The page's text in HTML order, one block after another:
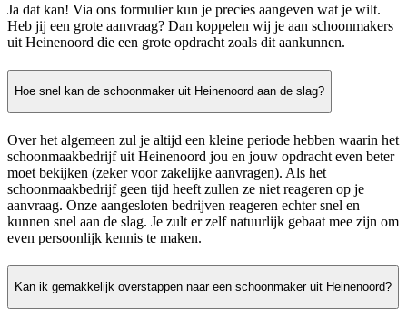
Ja dat kan! Via ons formulier kun je precies aangeven wat je wilt.
Heb jij een grote aanvraag? Dan koppelen wij je aan schoonmakers
uit Heinenoord die een grote opdracht zoals dit aankunnen.
Hoe snel kan de schoonmaker uit Heinenoord aan de slag?
Over het algemeen zul je altijd een kleine periode hebben waarin het
schoonmaakbedrijf uit Heinenoord jou en jouw opdracht even beter
moet bekijken (zeker voor zakelijke aanvragen). Als het
schoonmaakbedrijf geen tijd heeft zullen ze niet reageren op je
aanvraag. Onze aangesloten bedrijven reageren echter snel en
kunnen snel aan de slag. Je zult er zelf natuurlijk gebaat mee zijn om
even persoonlijk kennis te maken.
Kan ik gemakkelijk overstappen naar een schoonmaker uit Heinenoord?